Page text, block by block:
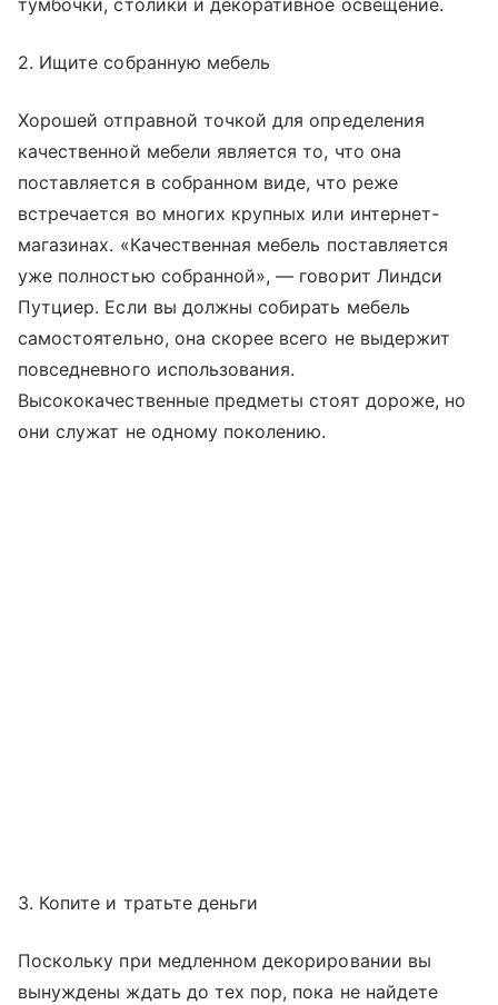
тумбочки, столики и декоративное освещение.
2. Ищите собранную мебель
Хорошей отправной точкой для определения
качественной мебели является то, что она
поставляется в собранном виде, что реже
встречается во многих крупных или интернет-
магазинах. «Качественная мебель поставляется
уже полностью собранной», — говорит Линдси
Путциер. Если вы должны собирать мебель
самостоятельно, она скорее всего не выдержит
повседневного использования.
Высококачественные предметы стоят дороже, но
они служат не одному поколению.
3. Копите и тратьте деньги
Поскольку при медленном декорировании вы
вынуждены ждать до тех пор, пока не найдете